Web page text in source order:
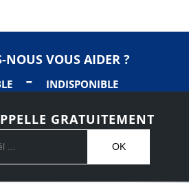
NOUS VOUS AIDER ?
- INDISPONIBLE
GRATUITEMENT